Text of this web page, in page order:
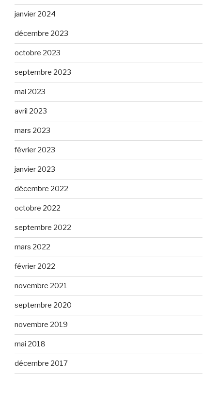
janvier 2024
décembre 2023
octobre 2023
septembre 2023
mai 2023
avril 2023
mars 2023
février 2023
janvier 2023
décembre 2022
octobre 2022
septembre 2022
mars 2022
février 2022
novembre 2021
septembre 2020
novembre 2019
mai 2018
décembre 2017